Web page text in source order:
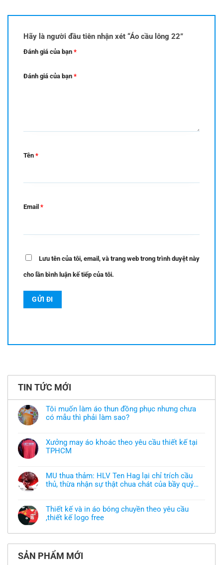
Hãy là người đầu tiên nhận xét “Áo cầu lông 22”
Đánh giá của bạn *
Đánh giá của bạn *
Tên *
Email *
Lưu tên của tôi, email, và trang web trong trình duyệt này
cho lần bình luận kế tiếp của tôi.
TIN TỨC MỚI
Tôi muốn làm áo thun đồng phục nhưng chưa
có mẫu thì phải làm sao?
bình
luận
ở
áo
thun
đồng
chưa
có
mẫu
thì
làm
Xưởng may áo khoác theo yêu cầu thiết kế tại
TPHCM
bình
luận
ở
khoác
theo
yêu
thiết
tại
TPHCM
MU thua thảm: HLV Ten Hag lại chỉ trích cầu
thủ, thừa nhận sự thật chua chát của bầy quỷ
bình
luận
ở
thảm:
Hag
lại
Thiết kế và in áo bóng chuyền theo yêu cầu
,thiết kế logo free
có
luận
Thiết
SẢN PHẨM MỚI